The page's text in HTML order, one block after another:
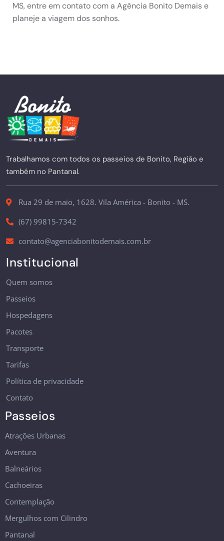
MS, entre em contato com a Agência Bonito Demais e
planeje a viagem dos sonhos.
Trabalhamos com todos os passeios de Bonito, Região e
também no Pantanal.
Rua 29 de maio, 1628. Vila América - Bonito - MS.
(67) 99815-7342
contato@agenciabonitodemais.com.br
Institucional
Quem somos
Passeios
Hospedagens
Pacotes
Transporte
Tarifas
Política de privacidade
Contato
Passeios
Atrações Urbanas
Aventura
Balneários
Cachoeiras
Contemplação
Mergulhos com Cilindro
Pantanal